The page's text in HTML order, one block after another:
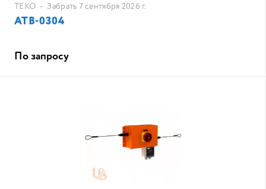
ТЕКО • Забрать 7 сентября 2026 г.
АТВ-0304
По запросу